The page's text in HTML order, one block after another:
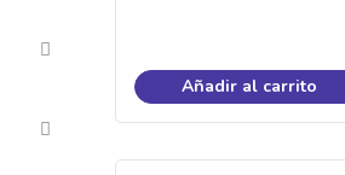
Añadir al carrito